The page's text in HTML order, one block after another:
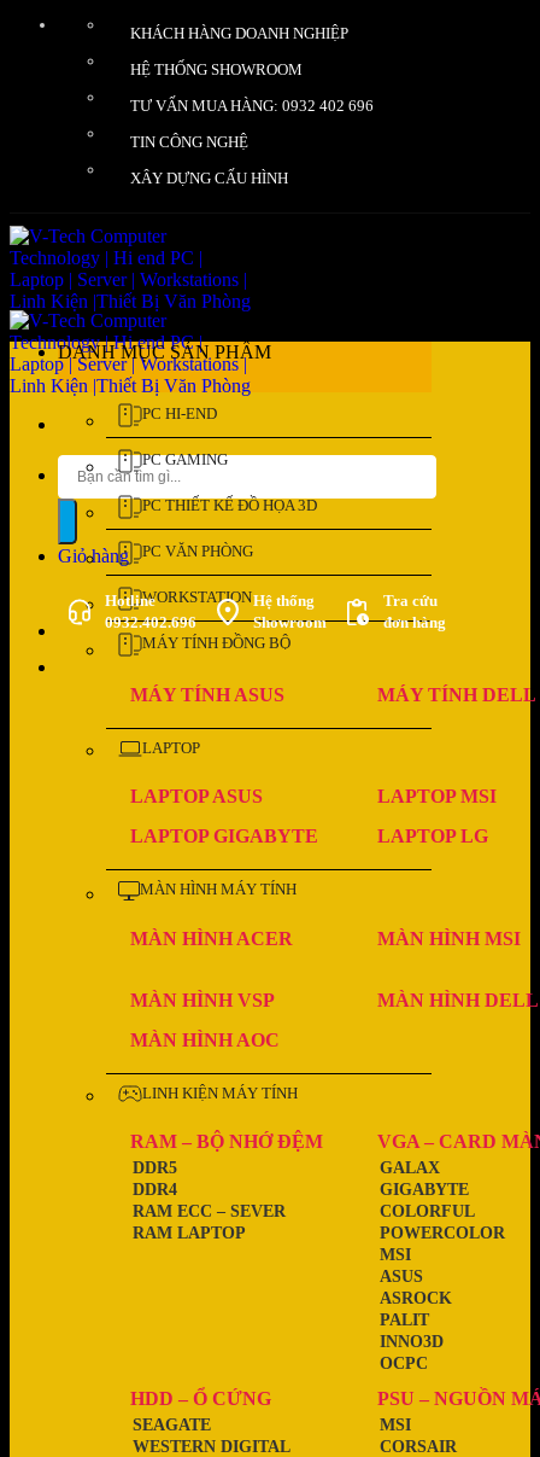
KHÁCH HÀNG DOANH NGHIỆP
HỆ THỐNG SHOWROOM
TƯ VẤN MUA HÀNG: 0932 402 696
TIN CÔNG NGHỆ
XÂY DỰNG CẤU HÌNH
Tìm
kiếm:
Giỏ hàng
Hotline
0932.402.696
Hệ thống
Showroom
Tra cứu
đơn hàng
DANH MỤC SẢN PHẨM
PC HI-END
PC GAMING
PC THIẾT KẾ ĐỒ HỌA 3D
PC VĂN PHÒNG
WORKSTATION
MÁY TÍNH ĐỒNG BỘ
MÁY TÍNH ASUS MÁY TÍNH DELL
LAPTOP
LAPTOP ASUS
LAPTOP MSI
LAPTOP GIGABYTE
LAPTOP LG
MÀN HÌNH MÁY TÍNH
MÀN HÌNH ACER MÀN HÌNH MSI
MÀN HÌNH VSP
MÀN HÌNH DELL
MÀN HÌNH AOC
LINH KIỆN MÁY TÍNH
RAM – BỘ NHỚ ĐỆM
RAM LAPTOP
RAM ECC – SEVER
DDR4
DDR5
VGA – CARD
OCPC
INNO3D
PALIT
ASROCK
ASUS
MSI
POWERCOLOR
COLORFUL
GIGABYTE
GALAX
HDD – Ổ CỨNG
WESTERN DIGITAL
SEAGATE
PSU – NGUỒN
CORSAIR
MSI